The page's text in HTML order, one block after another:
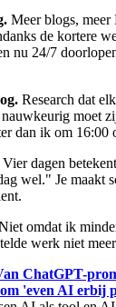
Meer blogs, meer
de kortere
nu 24/7
Research dat
moet
dan ik om 16:00
Vier dagen
wel." Je maakt
omdat ik
werk niet
ChatGPT-
'even AI erbij